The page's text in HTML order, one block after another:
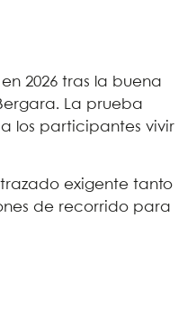
2026 tras la buena
La prueba
los participantes vivir
exigente tanto
de recorrido para